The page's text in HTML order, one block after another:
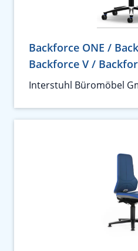
Backforce ONE /
Backforce V /
Interstuhl Büromöbel